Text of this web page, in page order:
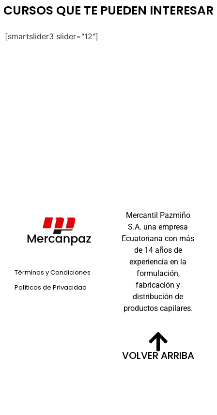
CURSOS QUE TE PUEDEN INTERESAR
[smartslider3 slider="12"]
Mercantil Pazmiño
S.A. una empresa
Ecuatoriana con más
de 14 años de
experiencia en la
formulación,
fabricación y
distribución de
productos capilares.
VOLVER ARRIBA
Términos y Condiciones
Políticas de Privacidad